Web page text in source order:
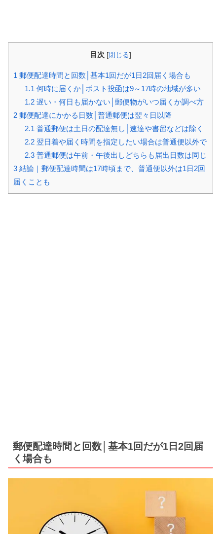
目次 [閉じる]
1 郵便配達時間と回数│基本1回だが1日2回届く場合も
1.1 何時に届くか│ポスト投函は9～17時の地域が多い
1.2遅い・何日も届かない│郵便物がいつ届くか調べ方
2 郵便配達にかかる日数│普通郵便は翌々日以降
2.1 普通郵便は土日の配達無し│速達や書留などは除く
2.2翌日着や届く時間を指定したい場合は普通便以外で
2.3普通郵便は午前・午後出しどちらも届出日数は同じ
3 結論｜郵便配達時間は17時頃まで、普通便以外は1日2回
届くことも
郵便配達時間と回数│基本1回だが1日2回届
く場合も